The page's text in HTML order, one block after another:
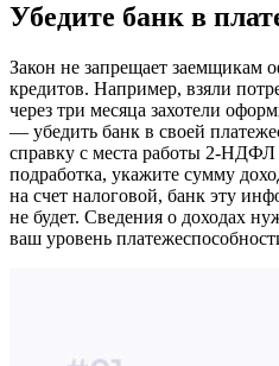
Убедите банк в
Закон не запрещает заемщикам
кредитов. Например, взяли
через три месяца захотели
— убедить банк в своей
справку с места работы 2-НДФЛ
подработка, укажите сумму
на счет налоговой, банк эту
не будет. Сведения о доходах
ваш уровень